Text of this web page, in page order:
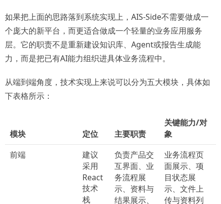
如果把上面的思路落到系统实现上，AIS-Side不需要做成一
个庞大的新平台，而更适合做成一个轻量的业务应用服务
层。它的职责不是重新建设知识库、Agent或报告生成能
力，而是把已有AI能力组织进具体业务流程中。
从端到端角度，技术实现上来说可以分为五大模块，具体如
下表格所示：
模块 定位 主要职责
关键能力/对
象
前端
建议
采用
React
技术
栈
负责产品交
互界面、业
务流程展
示、资料与
结果展示、
业务流程页
面展示、项
目状态展
示、文件上
传与资料列